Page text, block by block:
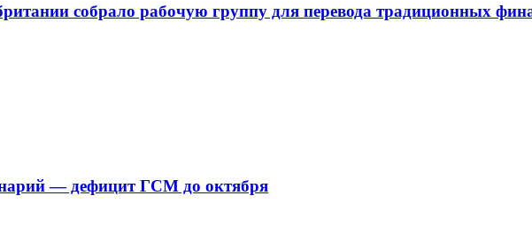
собрало рабочую группу для перевода традиционных
— дефицит ГСМ до октября